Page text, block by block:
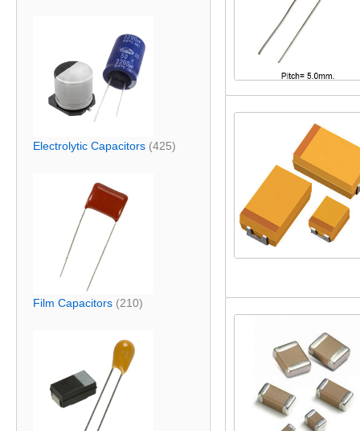
Electrolytic Capacitors (425)
Film Capacitors (210)